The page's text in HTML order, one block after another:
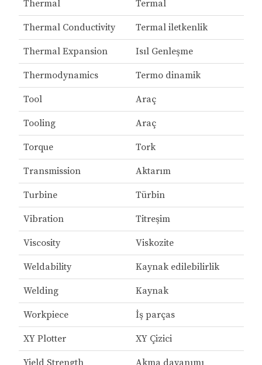
Thermal Termal
Thermal Conductivity Termal iletkenlik
Thermal Expansion Isıl Genleşme
Thermodynamics Termo dinamik
Tool Araç
Tooling Araç
Torque Tork
Transmission Aktarım
Turbine Türbin
Vibration Titreşim
Viscosity Viskozite
Weldability Kaynak edilebilirlik
Welding Kaynak
Workpiece İş parças
XY Plotter XY Çizici